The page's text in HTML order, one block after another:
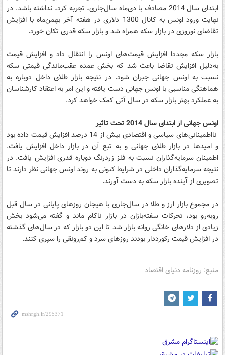
ابتدای سال 2014 مصادف با دی‌ماه سال‌جاری، تجربه کرد، نداشته باشد. در
نهایت ورود اونس به کانال 1300 دلاری در هفته آخر بهمن‌ماه با افزایش
تقاضای نوروزی در بازار سکه همراه شد و بازار سکه قدری تکان خورد.
بازار سکه مجددا افزایش قیمت‌های اونس را انتقال داد و افزایش قیمت
به‌دلیل افزایش تقاضا باعث شد که بخش عمده عقب‌ماندگی قیمتی سکه
نسبت به اونس جهانی جبران شود. در نتیجه بازار طلای داخل دوباره به
هماهنگی مناسبی با اونس جهانی دست یافته و این امر به اعتقاد کارشناسان
به عملکرد بهتر بازار سکه در سال آتی کمک خواهد کرد.
اونس جهانی از ابتدای سال 2014 تحت تاثیر
نااطمینانی‌های سیاسی و اقتصادی بیش از 14 درصد افزایش قیمت داده بود
و امیدها در بازار طلای جهانی و به تبع آن در بازار داخل افزایش یافت.
اطمینان سرمایه‌گذاران نسبت به فلز زردرنگ دوباره قدری افزایش یافت. در
نتیجه سرمایه‌گذاران داخلی در شرایط کنونی به روند اونس جهانی نظر دارند تا
تصویری از آینده بازار سکه به دست آورند.
در مجموع بازار ارز و طلا در سال‌جاری با هیجان روزهای پایانی در سال قبل
روبه‌رو بود، تحرکات سفته‌بازان در بازار ناکام ماند و گفته می‌شود بخش
زیادی از دلارهای خانگی روانه بازار شد تا این دو بازار که در سال‌های گذشته
در افزایش قیمت رکورددار بودند روزهای سرد و کم‌رونقی را سپری کنند.
منبع: روزنامه دنیای اقتصاد